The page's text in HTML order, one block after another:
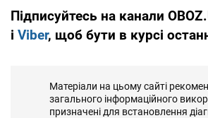
Підписуйтесь на канали
і Viber, щоб бути в курсі
Матеріали на цьому сайті
загального інформаційного
призначені для встановлення